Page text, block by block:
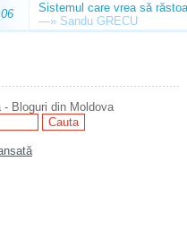
Sistemul care vrea să
—» Sandu GRECU
Bloguri din Moldova